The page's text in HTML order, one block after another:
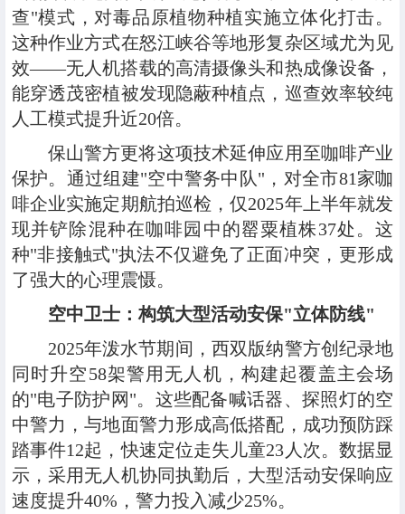
查"模式，对毒品原植物种植实施立体化打击。
这种作业方式在怒江峡谷等地形复杂区域尤为见
效——无人机搭载的高清摄像头和热成像设备，
能穿透茂密植被发现隐蔽种植点，巡查效率较纯
人工模式提升近20倍。
保山警方更将这项技术延伸应用至咖啡产业
保护。通过组建"空中警务中队"，对全市81家咖
啡企业实施定期航拍巡检，仅2025年上半年就发
现并铲除混种在咖啡园中的罂粟植株37处。这
种"非接触式"执法不仅避免了正面冲突，更形成
了强大的心理震慑。
空中卫士：构筑大型活动安保"立体防线"
2025年泼水节期间，西双版纳警方创纪录地
同时升空58架警用无人机，构建起覆盖主会场
的"电子防护网"。这些配备喊话器、探照灯的空
中警力，与地面警力形成高低搭配，成功预防踩
踏事件12起，快速定位走失儿童23人次。数据显
示，采用无人机协同执勤后，大型活动安保响应
速度提升40%，警力投入减少25%。